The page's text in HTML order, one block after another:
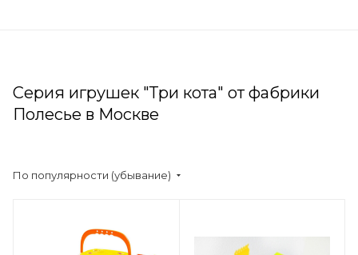
Серия игрушек "Три кота" от фабрики
Полесье в Москве
По популярности (убывание)